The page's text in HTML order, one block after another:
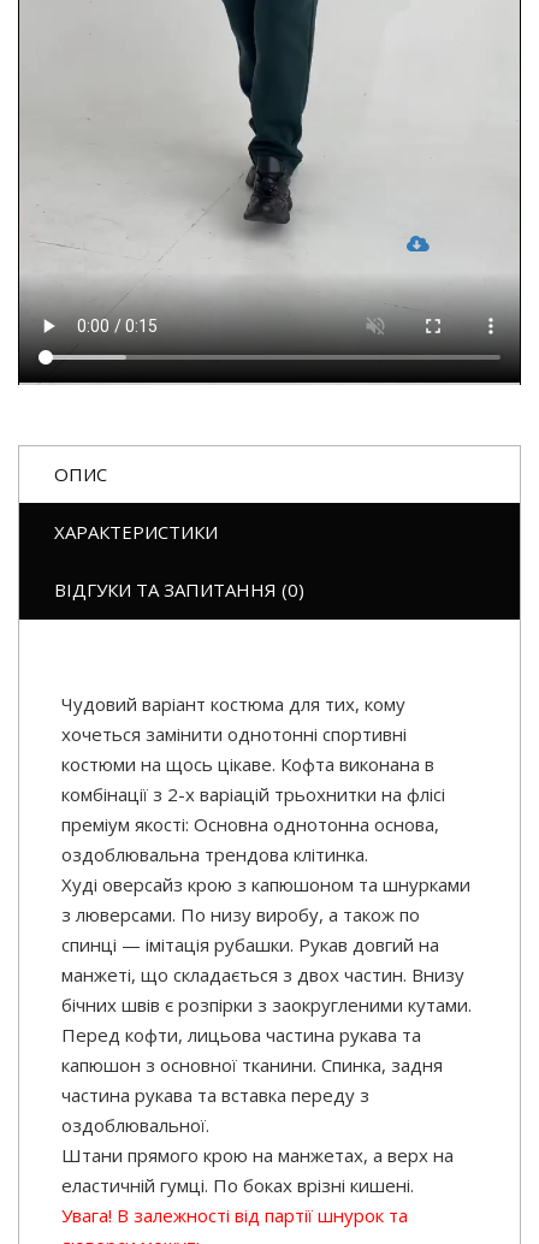
ОПИС
ХАРАКТЕРИСТИКИ
ВІДГУКИ ТА ЗАПИТАННЯ (0)
Чудовий варіант костюма для тих, кому
хочеться замінити однотонні спортивні
костюми на щось цікаве. Кофта виконана в
комбінації з 2-х варіацій трьохнитки на флісі
преміум якості: Основна однотонна основа,
оздоблювальна трендова клітинка.
Худі оверсайз крою з капюшоном та шнурками
з люверсами. По низу виробу, а також по
спинці — імітація рубашки. Рукав довгий на
манжеті, що складається з двох частин. Внизу
бічних швів є розпірки з заокругленими кутами.
Перед кофти, лицьова частина рукава та
капюшон з основної тканини. Спинка, задня
частина рукава та вставка переду з
оздоблювальної.
Штани прямого крою на манжетах, а верх на
еластичній гумці. По боках врізні кишені.
Увага! В залежності від партії шнурок та